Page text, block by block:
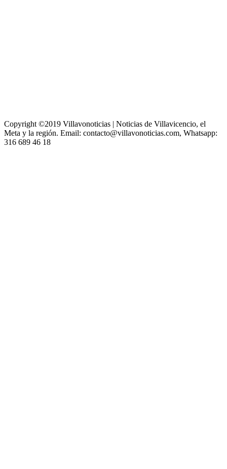
Copyright ©2019 Villavonoticias | Noticias de Villavicencio, el
Meta y la región. Email: contacto@villavonoticias.com, Whatsapp:
316 689 46 18